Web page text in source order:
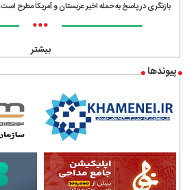
بازنگری در پاسخ به حمله اخیر عربستان و آمریکا مطرح است
•••
بیشتر
پیوندها